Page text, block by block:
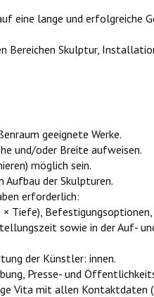
eine lange und erfolgreiche
Bereichen Skulptur,
geeignete Werke.
und/oder Breite aufweisen.
möglich sein.
der Skulpturen.
erforderlich:
Tiefe),
sowie in der Auf-
der Künstler: innen.
Presse- und
Vita mit allen Kontaktdaten